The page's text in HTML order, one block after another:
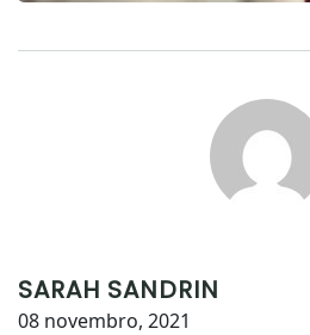
SARAH SANDRIN
08 novembro, 2021